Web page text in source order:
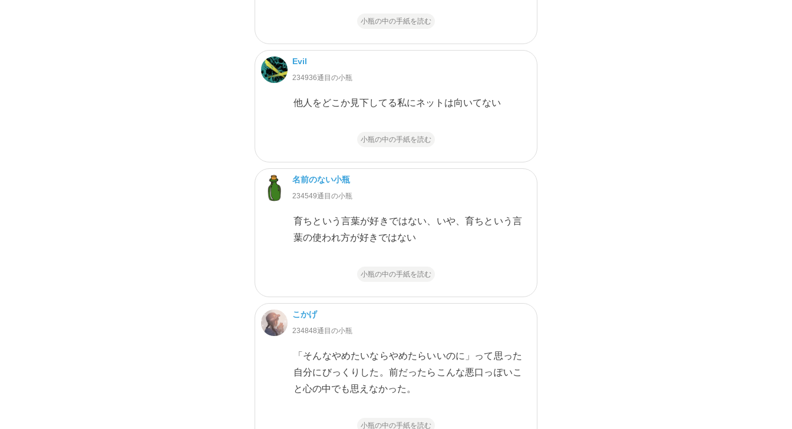
小瓶の中の手紙を読む
Evil
234936通目の小瓶
他人をどこか見下してる私にネットは向いてない
小瓶の中の手紙を読む
名前のない小瓶
234549通目の小瓶
育ちという言葉が好きではない、いや、育ちという言
葉の使われ方が好きではない
小瓶の中の手紙を読む
こかげ
234848通目の小瓶
「そんなやめたいならやめたらいいのに」って思った
自分にびっくりした。前だったらこんな悪口っぽいこ
と心の中でも思えなかった。
小瓶の中の手紙を読む